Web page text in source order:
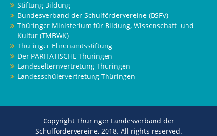
Stiftung Bildung
Bundesverband der Schulfördervereine (BSFV)
Thüringer Ministerium für Bildung, Wissenschaft und
Kultur (TMBWK)
Thüringer Ehrenamtsstiftung
Der PARITÄTISCHE Thüringen
Landeselternvertretung Thüringen
Landesschülervertretung Thüringen
Copyright Thüringer Landesverband der
Schulfördervereine, 2018. All rights reserved.